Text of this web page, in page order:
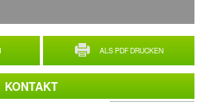
ALS PDF DRUCKEN
KONTAKT